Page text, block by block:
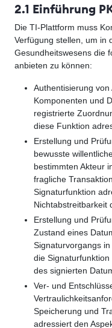
2.1 Einführung
Die TI-Plattform muss
Verfügung stellen, um in
Gesundheitswesens die
anbieten zu können:
Authentisierung
Komponenten und
registrierte
diese Funktion
Erstellung und
bewusste
bestimmten Akteur
fragliche
Signaturfunktion
Nichtabstreitbarkeit
Erstellung und
Zustand eines
Signaturvorgangs
die
des signierten
Ver- und
Speicherung und
adressiert den